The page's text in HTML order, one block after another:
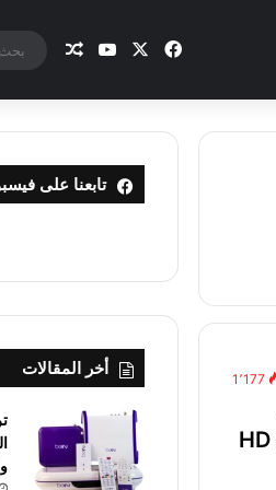
فيسبوك يوتيوب مقال
1٬177
تابعنا على
أخر المقالات